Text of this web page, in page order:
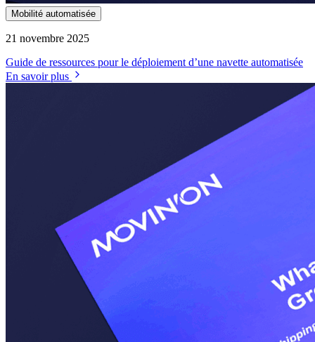
Mobilité automatisée
21 novembre 2025
Guide de ressources pour le déploiement d’une navette automatisée
En savoir plus